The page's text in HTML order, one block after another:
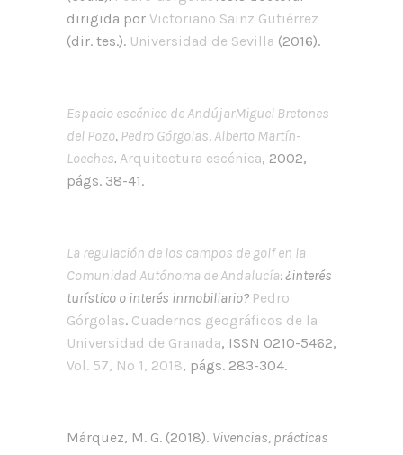
dirigida por Victoriano Sainz Gutiérrez
(dir. tes.). Universidad de Sevilla (2016).
Espacio escénico de AndújarMiguel Bretones
del Pozo, Pedro Górgolas,Alberto Martín-
Loeches. Arquitectura escénica, 2002,
págs. 38-41.
La regulación de los campos de golf en la
Comunidad Autónoma de Andalucía: ¿interés
turístico o interés inmobiliario? Pedro
Górgolas. Cuadernos geográficos de la
Universidad de Granada, ISSN 0210-5462,
Vol. 57, Nº 1, 2018, págs. 283-304.
Márquez, M. G. (2018). Vivencias, prácticas